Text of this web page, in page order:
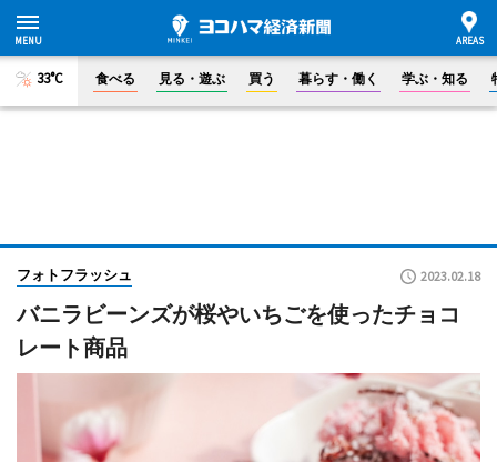
33°C 食べる 見る・遊ぶ 買う 暮らす・働く 学ぶ・知る
フォトフラッシュ 2023.02.18
バニラビーンズが桜やいちごを使ったチョコ
レート商品